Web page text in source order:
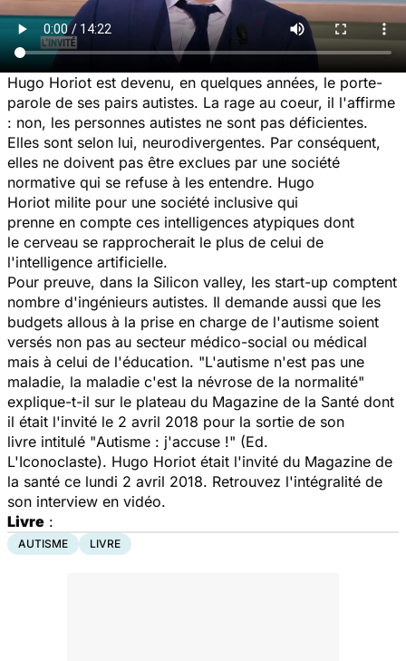
Hugo Horiot est devenu, en quelques années, le porte-
parole de ses pairs autistes. La rage au coeur, il l'affirme
: non, les personnes autistes ne sont pas déficientes.
Elles sont selon lui, neurodivergentes. Par conséquent,
elles ne doivent pas être exclues par une société
normative qui se refuse à les entendre. Hugo
Horiot milite pour une société inclusive qui
prenne en compte ces intelligences atypiques dont
le cerveau se rapprocherait le plus de celui de
l'intelligence artificielle.
Pour preuve, dans la Silicon valley, les start-up comptent
nombre d'ingénieurs autistes. Il demande aussi que les
budgets allous à la prise en charge de l'autisme soient
versés non pas au secteur médico-social ou médical
mais à celui de l'éducation. "L'autisme n'est pas une
maladie, la maladie c'est la névrose de la normalité"
explique-t-il sur le plateau du Magazine de la Santé dont
il était l'invité le 2 avril 2018 pour la sortie de son
livre intitulé "Autisme : j'accuse !" (Ed.
L'Iconoclaste). Hugo Horiot était l'invité du Magazine de
la santé ce lundi 2 avril 2018. Retrouvez l'intégralité de
son interview en vidéo.
Livre :
AUTISME LIVRE